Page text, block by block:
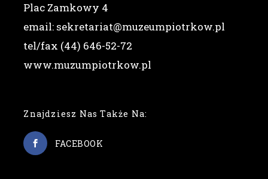
Plac Zamkowy 4
email: sekretariat@muzeumpiotrkow.pl
tel/fax (44) 646-52-72
www.muzumpiotrkow.pl
Znajdziesz Nas Także Na:
FACEBOOK